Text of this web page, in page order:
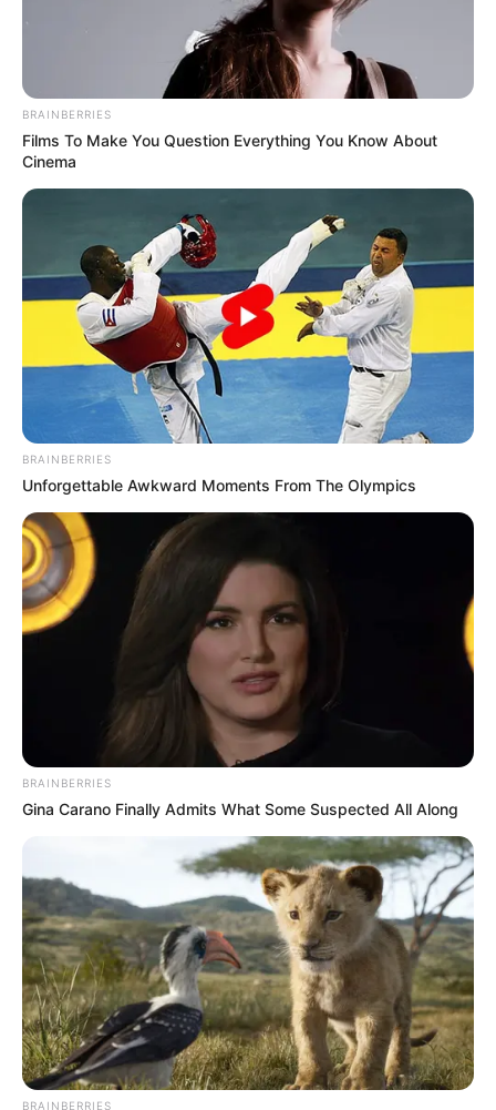
Serem! 9 Chat Ojek Online &
Pelanggan Ini Bikin Auto
Merinding
Bikin Ngakak, 10 Potret
Cosplay Murah Pakai Bahan
Seadanya
Membawa Barang Belanjaan
Versi Warga Thailand
Langka Banget! 10 Pose Lucu
BRAINBERRIES
Films To Make You Question Everything You Know About
Cinema
BRAINBERRIES
Unforgettable Awkward Moments From The Olympics
BRAINBERRIES
Gina Carano Finally Admits What Some Suspected All Along
BRAINBERRIES